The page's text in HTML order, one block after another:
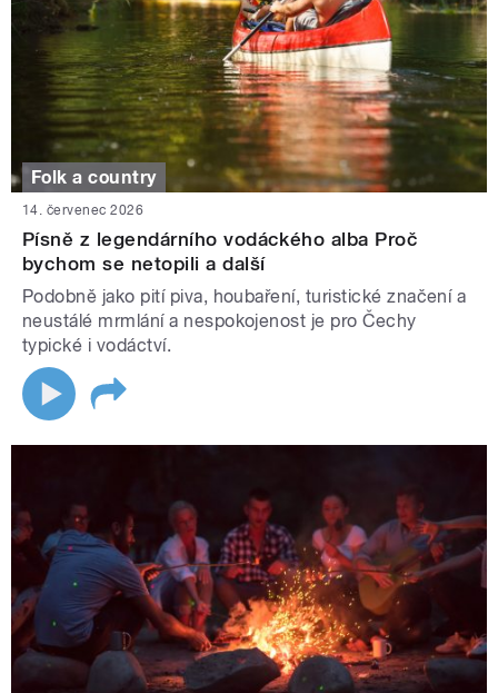
Folk a country
14. červenec 2026
Písně z legendárního vodáckého alba Proč
bychom se netopili a další
Podobně jako pití piva, houbaření, turistické značení a
neustálé mrmlání a nespokojenost je pro Čechy
typické i vodáctví.